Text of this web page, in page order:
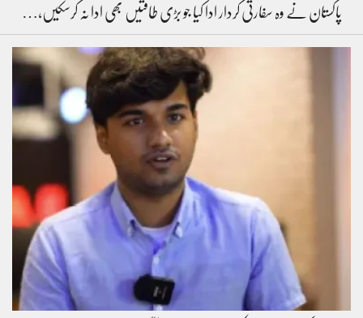
پاکستان نے وہ سفارتی کردار ادا کیا جو بڑی طاقتیں بھی ادا نہ کرسکیں،…